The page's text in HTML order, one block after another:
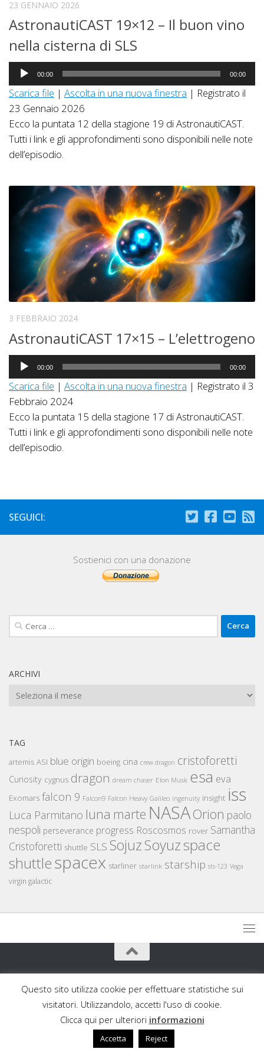
23 GENNAIO 2026
AstronautiCAST 19×12 – Il buon vino
nella cisterna di SLS
Audio
Player
00:00 00:00
Scarica file | Ascolta in una nuova finestra | Registrato il
23 Gennaio 2026
Ecco la puntata 12 della stagione 19 di AstronautiCAST.
Tutti i link e gli approfondimenti sono disponibili nelle note
dell’episodio.
3 FEBBRAIO 2024
AstronautiCAST 17×15 – L’elettrogeno
Audio
Player
00:00 00:00
Scarica file | Ascolta in una nuova finestra | Registrato il 3
Febbraio 2024
Ecco la puntata 15 della stagione 17 di AstronautiCAST.
Tutti i link e gli approfondimenti sono disponibili nelle note
dell’episodio.
SEGUICI:
Sostienici con una donazione
Ricerca
per:
ARCHIVI
Archivi
TAG
artemis ASI blue origin boeing cina crew dragon cristoforetti
Curiosity cygnus dragon dream chaser Elon Musk esa eva
Exomars falcon 9 Falcon9 Falcon Heavy Galileo ingenuity insight iss
Luca Parmitano luna marte NASAOrion paolo
nespoli perseverance progress Roscosmos rover Samantha
Cristoforetti shuttle SLS SojuzSoyuzspace
shuttlespacex starliner starlink starship sts-123 Vega
virgin galactic
Powered by - Progettato con ilGo Hueman Pro
Questo sito utilizza cookie per effettuare statistiche sui
visitatori. Utilizzandolo, accetti l'uso di cookie.
Clicca qui per ulteriori informazioni
Accetta Reject